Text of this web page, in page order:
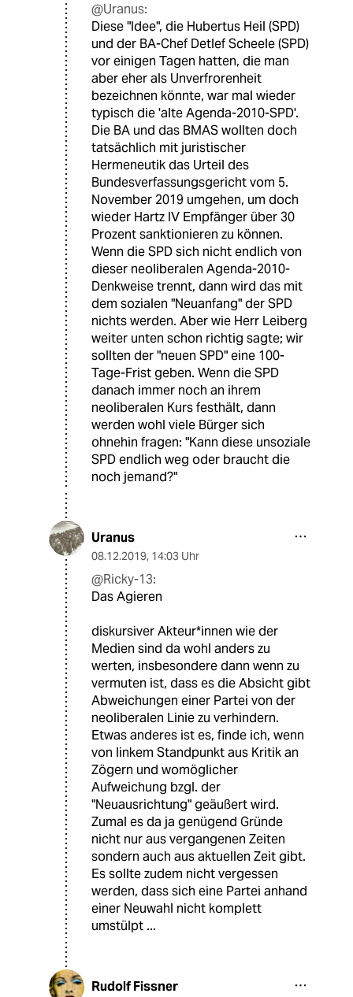
@Uranus:
Diese "Idee", die Hubertus Heil (SPD)
und der BA-Chef Detlef Scheele (SPD)
vor einigen Tagen hatten, die man
aber eher als Unverfrorenheit
bezeichnen könnte, war mal wieder
typisch die 'alte Agenda-2010-SPD'.
Die BA und das BMAS wollten doch
tatsächlich mit juristischer
Hermeneutik das Urteil des
Bundesverfassungsgericht vom 5.
November 2019 umgehen, um doch
wieder Hartz IV Empfänger über 30
Prozent sanktionieren zu können.
Wenn die SPD sich nicht endlich von
dieser neoliberalen Agenda-2010-
Denkweise trennt, dann wird das mit
dem sozialen "Neuanfang" der SPD
nichts werden. Aber wie Herr Leiberg
weiter unten schon richtig sagte; wir
sollten der "neuen SPD" eine 100-
Tage-Frist geben. Wenn die SPD
danach immer noch an ihrem
neoliberalen Kurs festhält, dann
werden wohl viele Bürger sich
ohnehin fragen: "Kann diese unsoziale
SPD endlich weg oder braucht die
noch jemand?"
Uranus
08.12.2019, 14:03 Uhr
@Ricky-13:
Das Agieren
diskursiver Akteur*innen wie der
Medien sind da wohl anders zu
werten, insbesondere dann wenn zu
vermuten ist, dass es die Absicht gibt
Abweichungen einer Partei von der
neoliberalen Linie zu verhindern.
Etwas anderes ist es, finde ich, wenn
von linkem Standpunkt aus Kritik an
Zögern und womöglicher
Aufweichung bzgl. der
"Neuausrichtung" geäußert wird.
Zumal es da ja genügend Gründe
nicht nur aus vergangenen Zeiten
sondern auch aus aktuellen Zeit gibt.
Es sollte zudem nicht vergessen
werden, dass sich eine Partei anhand
einer Neuwahl nicht komplett
umstülpt ...
Rudolf Fissner